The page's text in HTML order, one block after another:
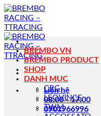
Liên hệ
08:00 - 17:00
0901966996
BREMBO VN
BREMBO PRODUCT
SHOP
DANH MỤC
CRG
LEOVINCE
TWM